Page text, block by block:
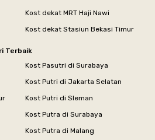
Kost dekat MRT Haji Nawi
Kost dekat Stasiun Bekasi Timur
Terbaik
Kost Pasutri di Surabaya
Kost Putri di Jakarta Selatan
Kost Putri di Sleman
Kost Putra di Surabaya
Kost Putra di Malang